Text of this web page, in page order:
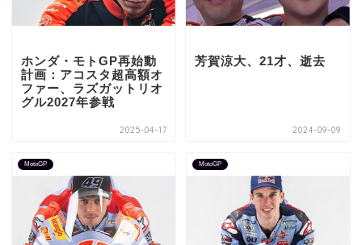
ホンダ・モトGP再始動
計画：アコスタ超高額オ
ファー、ラズガットリオ
グル2027年参戦
2025-04-17
芳賀涼大、21才、逝去
2024-09-09
MotoGP MotoGP